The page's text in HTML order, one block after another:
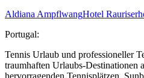
Aldiana AmpflwangHotel
Portugal:
Tennis Urlaub und professioneller
traumhaften Urlaubs-Destinationen